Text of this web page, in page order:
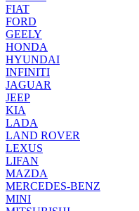
FIAT
FORD
GEELY
HONDA
HYUNDAI
INFINITI
JAGUAR
JEEP
KIA
LADA
LAND ROVER
LEXUS
LIFAN
MAZDA
MERCEDES-BENZ
MINI